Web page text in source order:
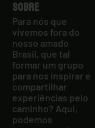
Sobre
Para nós que
vivemos fora do
nosso amado
Brasil, que tal
formar um grupo
para nos inspirar e
compartilhar
experiências pelo
caminho? Aqui,
podemos